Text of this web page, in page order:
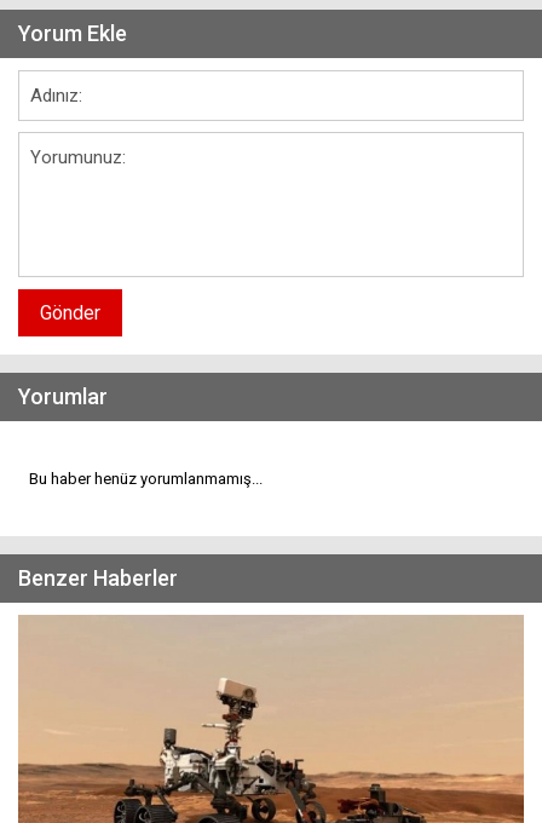
Yorum Ekle
Gönder
Yorumlar
Bu haber henüz yorumlanmamış...
Benzer Haberler